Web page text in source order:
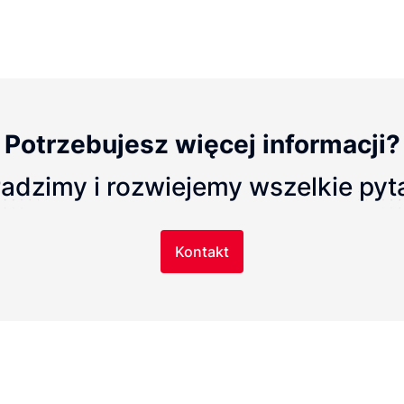
Potrzebujesz więcej informacji?
i rozwiejemy wszelkie
Kontakt